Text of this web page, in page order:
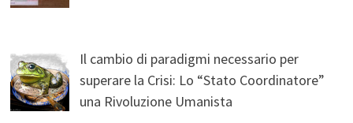
Il cambio di paradigmi necessario per
superare la Crisi: Lo “Stato Coordinatore”
una Rivoluzione Umanista